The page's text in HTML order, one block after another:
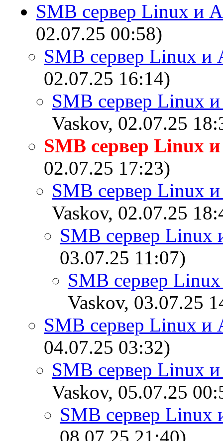
SMB сервер Linux и
02.07.25 00:58)
SMB сервер Linux и
02.07.25 16:14)
SMB сервер Linux
Vaskov, 02.07.25
SMB сервер Linux
02.07.25 17:23)
SMB сервер Linux
Vaskov, 02.07.25
SMB сервер Linux
03.07.25 11:07)
SMB сервер
Vaskov, 03.07.25
SMB сервер Linux и
04.07.25 03:32)
SMB сервер Linux
Vaskov, 05.07.25
SMB сервер Linux